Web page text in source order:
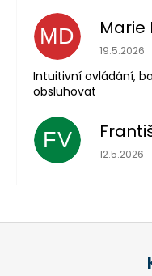
MD Marie
19.5.2026
Intuitivní ovládání,
obsluhovat
FV
12.5.2026